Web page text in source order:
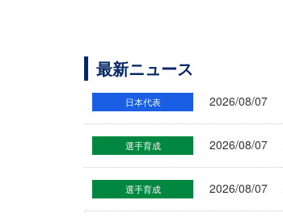
最新ニュース
日本代表 2026/08/07
選手育成 2026/08/07
選手育成 2026/08/07